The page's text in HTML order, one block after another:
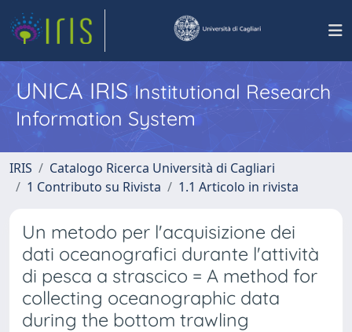
UNICA IRISInstitutional Research
Information System
IRIS
Catalogo Ricerca Università di Cagliari
1 Contributo su Rivista
1.1 Articolo in rivista
Un metodo per l'acquisizione dei
dati oceanografici durante l'attività
di pesca a strascico = A method for
collecting oceanographic data
during the bottom trawling